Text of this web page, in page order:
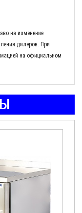
на изменение
дилеров. При
на официальном